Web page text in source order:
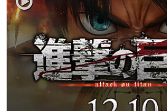
기반으로 한…